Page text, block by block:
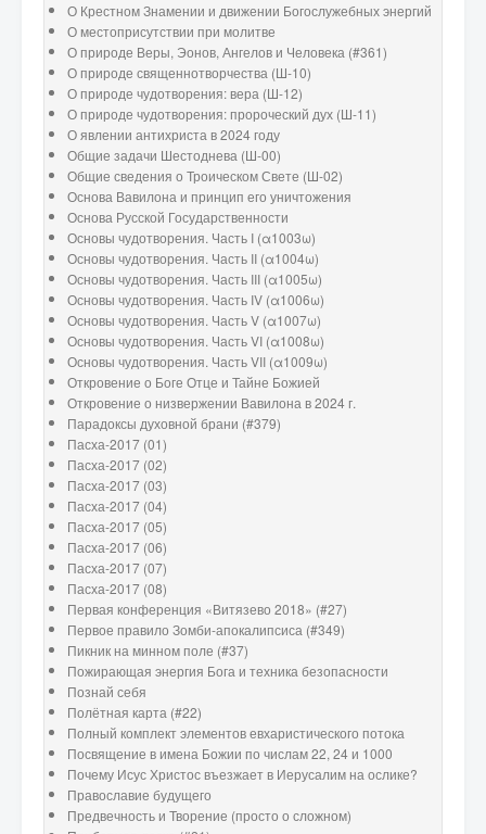
О Крестном Знамении и движении Богослужебных энергий
О местоприсутствии при молитве
О природе Веры, Эонов, Ангелов и Человека (#361)
О природе священнотворчества (Ш-10)
О природе чудотворения: вера (Ш-12)
О природе чудотворения: пророческий дух (Ш-11)
О явлении антихриста в 2024 году
Общие задачи Шестоднева (Ш-00)
Общие сведения о Троическом Свете (Ш-02)
Основа Вавилона и принцип его уничтожения
Основа Русской Государственности
Основы чудотворения. Часть I (α1003ω)
Основы чудотворения. Часть II (α1004ω)
Основы чудотворения. Часть III (α1005ω)
Основы чудотворения. Часть IV (α1006ω)
Основы чудотворения. Часть V (α1007ω)
Основы чудотворения. Часть VI (α1008ω)
Основы чудотворения. Часть VII (α1009ω)
Откровение о Боге Отце и Тайне Божией
Откровение о низвержении Вавилона в 2024 г.
Парадоксы духовной брани (#379)
Пасха-2017 (01)
Пасха-2017 (02)
Пасха-2017 (03)
Пасха-2017 (04)
Пасха-2017 (05)
Пасха-2017 (06)
Пасха-2017 (07)
Пасха-2017 (08)
Первая конференция «Витязево 2018» (#27)
Первое правило Зомби-апокалипсиса (#349)
Пикник на минном поле (#37)
Пожирающая энергия Бога и техника безопасности
Познай себя
Полётная карта (#22)
Полный комплект элементов евхаристического потока
Посвящение в имена Божии по числам 22, 24 и 1000
Почему Исус Христос въезжает в Иерусалим на ослике?
Православие будущего
Предвечность и Творение (просто о сложном)